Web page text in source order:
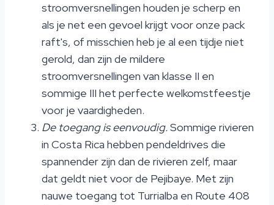
stroomversnellingen houden je scherp en
als je net een gevoel krijgt voor onze pack
raft's, of misschien heb je al een tijdje niet
gerold, dan zijn de mildere
stroomversnellingen van klasse II en
sommige III het perfecte welkomstfeestje
voor je vaardigheden.
De toegang is eenvoudig.Sommige rivieren
in Costa Rica hebben pendeldrives die
spannender zijn dan de rivieren zelf, maar
dat geldt niet voor de Pejibaye. Met zijn
nauwe toegang tot Turrialba en Route 408